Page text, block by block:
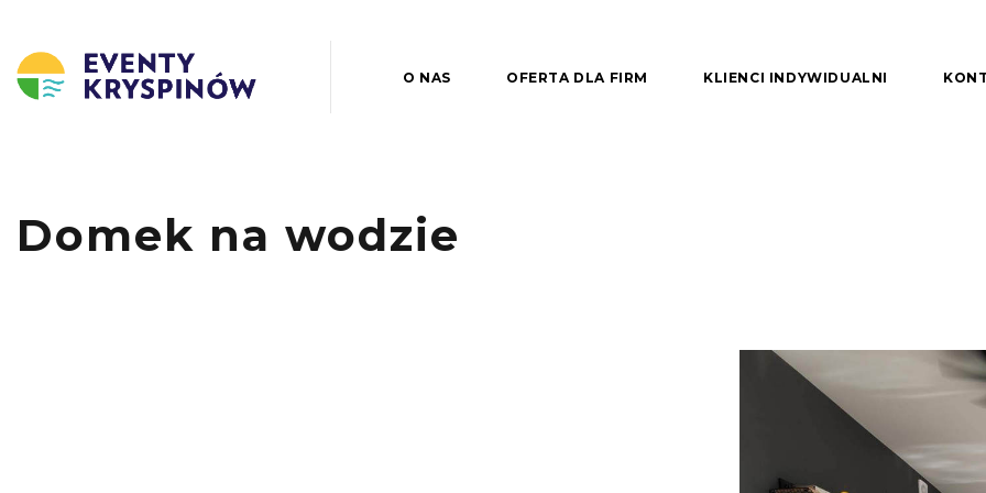
O NAS OFERTA DLA FIRM KLIENCI INDYWIDUALNI
Domek na wodzie